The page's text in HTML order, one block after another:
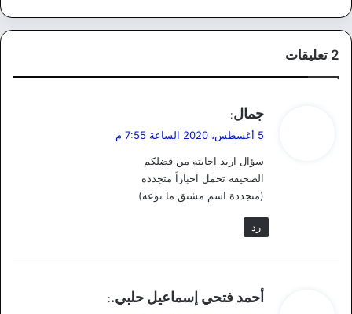
‫2 تعليقات
ي
ل
جمال:
5 أغسطس، 2020 الساعة 7:55 م
سؤال اريد اجابته من فضلكم
الصحيفة تحمل اخباراً متجددة
(متجددة اسم مشتق ما نوعه)
رد
يأحمد فتحي إسماعيل حلبي.: